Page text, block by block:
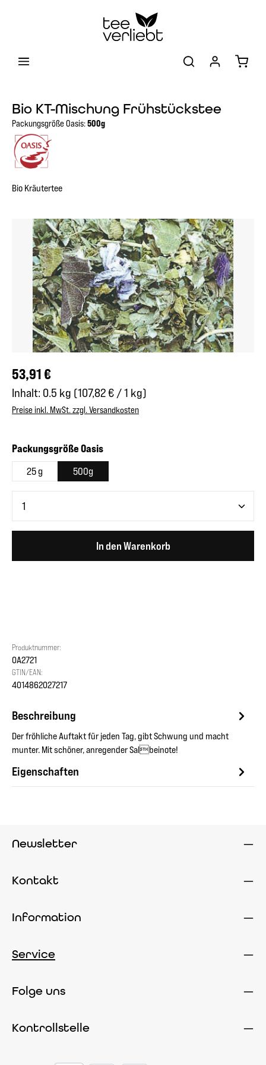
Bio KT-Mischung Frühstückstee
Packungsgröße Oasis:500g
Bio Kräutertee
Bildergalerie überspringen
Regulärer Preis:
53,91 €
Inhalt: 0.5 kg (107,82 € / 1 kg)
Preise inkl. MwSt. zzgl. Versandkosten
Packungsgröße Oasisauswählen
25 g 500g
In den Warenkorb
Produktnummer:
OA2721
GTIN/EAN:
4014862027217
Beschreibung
Der fröhliche Auftakt für jeden Tag, gibt Schwung und macht
munter. Mit schöner, anregender Salbeinote!
Eigenschaften
Newsletter
Kontakt
Information
Service
Folge uns
Kontrollstelle